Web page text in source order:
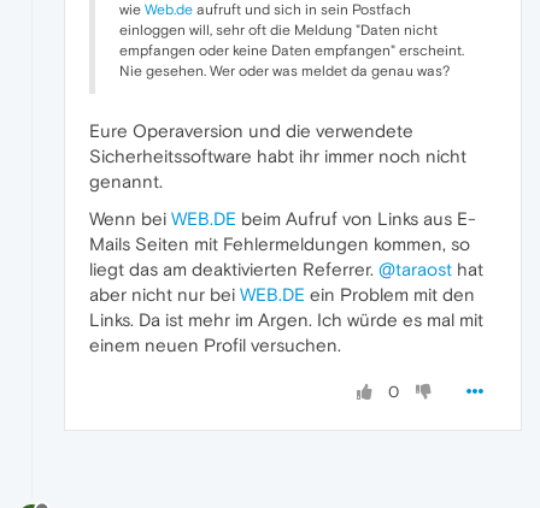
wie Web.de aufruft und sich in sein Postfach
einloggen will, sehr oft die Meldung "Daten nicht
empfangen oder keine Daten empfangen" erscheint.
Nie gesehen. Wer oder was meldet da genau was?
Eure Operaversion und die verwendete
Sicherheitssoftware habt ihr immer noch nicht
genannt.
Wenn bei WEB.DE beim Aufruf von Links aus E-
Mails Seiten mit Fehlermeldungen kommen, so
liegt das am deaktivierten Referrer. @taraost hat
aber nicht nur bei WEB.DE ein Problem mit den
Links. Da ist mehr im Argen. Ich würde es mal mit
einem neuen Profil versuchen.
0